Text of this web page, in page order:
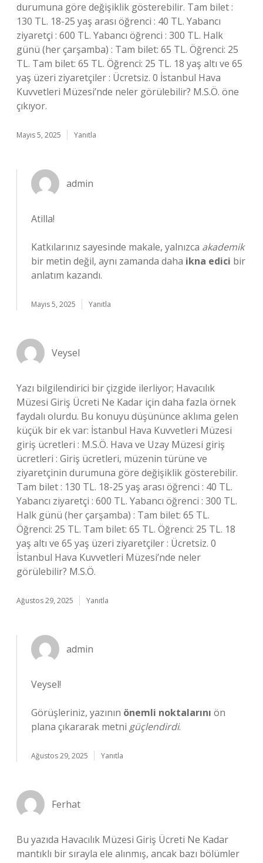
durumuna göre değişiklik gösterebilir. Tam bilet :
130 TL. 18-25 yaş arası öğrenci : 40 TL. Yabancı
ziyaretçi : 600 TL. Yabancı öğrenci : 300 TL. Halk
günü (her çarşamba) : Tam bilet: 65 TL. Öğrenci: 25
TL. Tam bilet: 65 TL. Öğrenci: 25 TL. 18 yaş altı ve 65
yaş üzeri ziyaretçiler : Ücretsiz. 0 İstanbul Hava
Kuvvetleri Müzesi’nde neler görülebilir? M.S.Ö. öne
çıkıyor.
Mayıs 5, 2025 Yanıtla
admin
Atilla!
Katkılarınız sayesinde makale, yalnızca akademik
bir metin değil, aynı zamanda daha ikna edici bir
anlatım kazandı.
Mayıs 5, 2025 Yanıtla
Veysel
Yazı bilgilendirici bir çizgide ilerliyor; Havacılık
Müzesi Giriş Ücreti Ne Kadar için daha fazla örnek
faydalı olurdu. Bu konuyu düşününce aklıma gelen
küçük bir ek var: İstanbul Hava Kuvvetleri Müzesi
giriş ücretleri : M.S.Ö. Hava ve Uzay Müzesi giriş
ücretleri : Giriş ücretleri, müzenin türüne ve
ziyaretçinin durumuna göre değişiklik gösterebilir.
Tam bilet : 130 TL. 18-25 yaş arası öğrenci : 40 TL.
Yabancı ziyaretçi : 600 TL. Yabancı öğrenci : 300 TL.
Halk günü (her çarşamba) : Tam bilet: 65 TL.
Öğrenci: 25 TL. Tam bilet: 65 TL. Öğrenci: 25 TL. 18
yaş altı ve 65 yaş üzeri ziyaretçiler : Ücretsiz. 0
İstanbul Hava Kuvvetleri Müzesi’nde neler
görülebilir? M.S.Ö.
Ağustos 29, 2025 Yanıtla
admin
Veysel!
Görüşleriniz, yazının önemli noktalarını ön
plana çıkararak metni güçlendirdi.
Ağustos 29, 2025 Yanıtla
Ferhat
Bu yazıda Havacılık Müzesi Giriş Ücreti Ne Kadar
mantıklı bir sırayla ele alınmış, ancak bazı bölümler